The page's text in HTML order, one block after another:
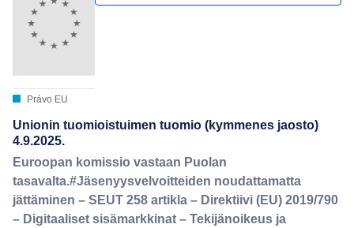
Právo EU
Unionin tuomioistuimen tuomio (kymmenes jaosto)
4.9.2025.
Euroopan komissio vastaan Puolan
tasavalta.#Jäsenyysvelvoitteiden noudattamatta
jättäminen – SEUT 258 artikla – Direktiivi (EU) 2019/790
– Digitaaliset sisämarkkinat – Tekijänoikeus ja